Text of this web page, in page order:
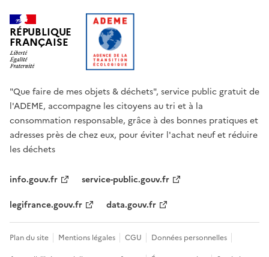
RÉPUBLIQUE
FRANÇAISE
"Que faire de mes objets & déchets", service public gratuit de
l'ADEME, accompagne les citoyens au tri et à la
consommation responsable, grâce à des bonnes pratiques et
adresses près de chez eux, pour éviter l'achat neuf et réduire
les déchets
info.gouv.fr
service-public.gouv.fr
legifrance.gouv.fr
data.gouv.fr
Plan du site Mentions légales CGU
Données personnelles